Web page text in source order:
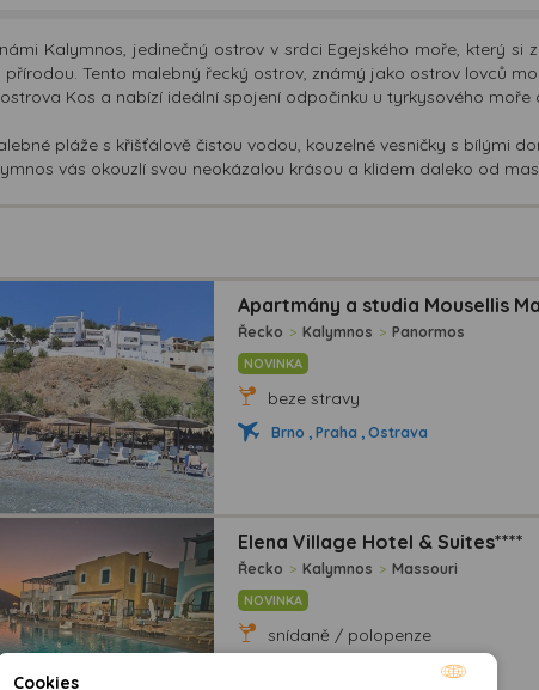
Kalymnos, jedinečný ostrov v srdci Egejského moře, který si
přírodou. Tento malebný řecký ostrov, známý jako ostrov lovců
Kos a nabízí ideální spojení odpočinku u tyrkysového
pláže s křišťálově čistou vodou, kouzelné vesničky s bílými
vás okouzlí svou neokázalou krásou a klidem daleko od
Apartmány a studia Mousellis
Řecko > Kalymnos > Panormos
NOVINKA
beze stravy
Brno , Praha , Ostrava
Elena Village Hotel & Suites****
Řecko > Kalymnos > Massouri
NOVINKA
snídaně / polopenze
Cookies